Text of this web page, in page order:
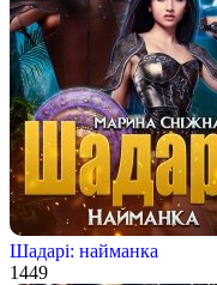
Шадарі: найманка
1449